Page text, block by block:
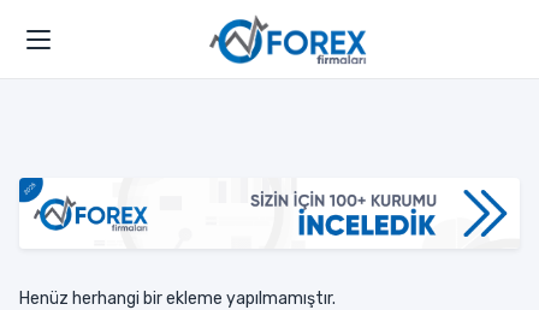
Henüz herhangi bir ekleme yapılmamıştır.